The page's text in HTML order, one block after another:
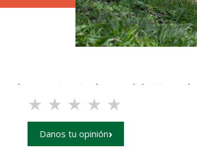
la experiencia de uso del sitio web